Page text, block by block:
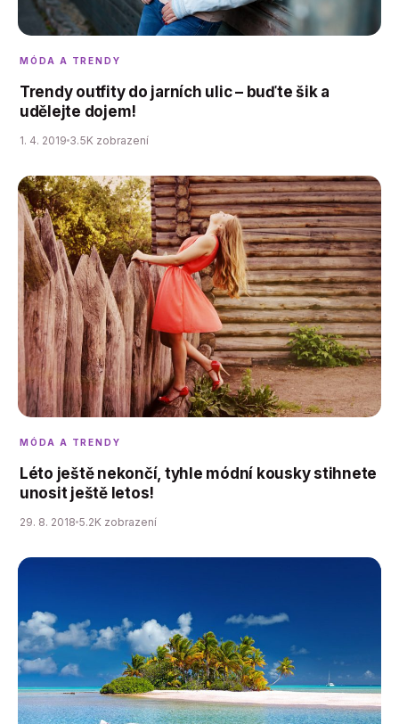
MÓDA A TRENDY
Trendy outfity do jarních ulic – buďte šik a
udělejte dojem!
1. 4. 2019 3.5K zobrazení
MÓDA A TRENDY
Léto ještě nekončí, tyhle módní kousky stihnete
unosit ještě letos!
29. 8. 2018 5.2K zobrazení